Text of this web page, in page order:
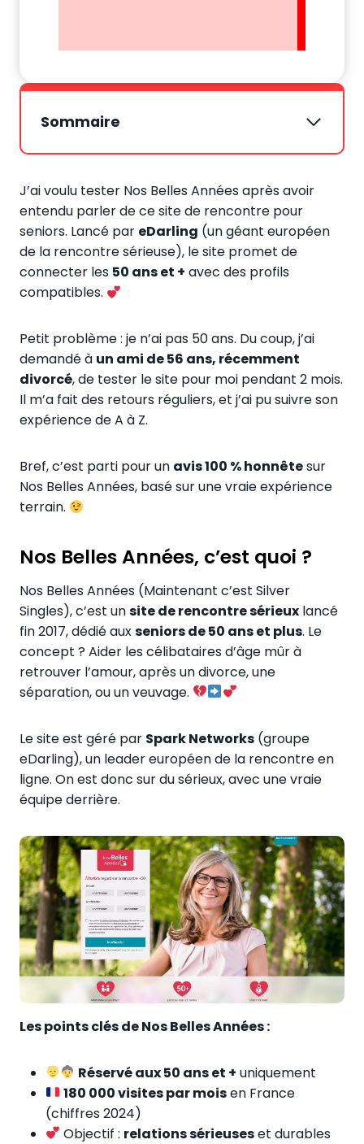
Sommaire
J’ai voulu tester Nos Belles Années après avoir
entendu parler de ce site de rencontre pour
seniors. Lancé par eDarling (un géant européen
de la rencontre sérieuse), le site promet de
connecter les 50 ans et + avec des profils
compatibles.
Petit problème : je n’ai pas 50 ans. Du coup, j’ai
demandé à un ami de 56 ans, récemment
divorcé, de tester le site pour moi pendant 2 mois.
Il m’a fait des retours réguliers, et j’ai pu suivre son
expérience de A à Z.
Bref, c’est parti pour un avis 100 % honnêtesur
Nos Belles Années, basé sur une vraie expérience
terrain.
Nos Belles Années, c’est quoi ?
Nos Belles Années (Maintenant c’est Silver
Singles), c’est unsite de rencontre sérieux lancé
fin 2017, dédié auxseniors de 50 ans et plus. Le
concept ? Aider les célibataires d’âge mûr à
retrouver l’amour, après un divorce, une
séparation, ou un veuvage.
Le site est géré par Spark Networks (groupe
eDarling), un leader européen de la rencontre en
ligne. On est donc sur du sérieux, avec une vraie
équipe derrière.
Les points clés de Nos Belles Années :
Réservé aux 50 ans et + uniquement
180 000 visites par moisen France
(chiffres 2024)
Objectif : relations sérieuseset durables